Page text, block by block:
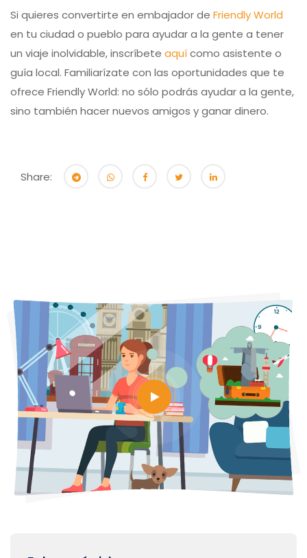
Si quieres convertirte en embajador de Friendly World
en tu ciudad o pueblo para ayudar a la gente a tener
un viaje inolvidable, inscríbete aquícomo asistente o
guía local. Familiarízate con las oportunidades que te
ofrece Friendly World: no sólo podrás ayudar a la gente,
sino también hacer nuevos amigos y ganar dinero.
Share: